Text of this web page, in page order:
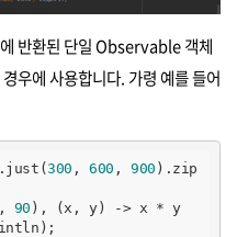
반환된 단일 Observable 객체
우에 사용합니다. 가령 예를 들어
300 , 600 , 900 ).zip
, 90 ), (x, y) -> x * y